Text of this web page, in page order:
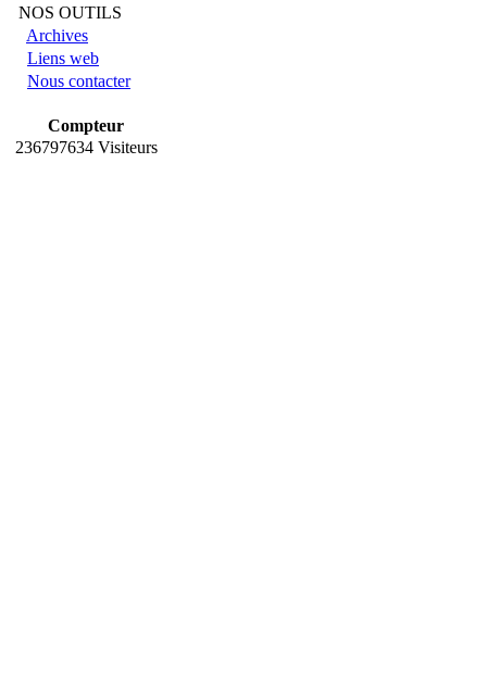
NOS OUTILS
Archives
Liens web
Nous contacter
Compteur
236797634 Visiteurs